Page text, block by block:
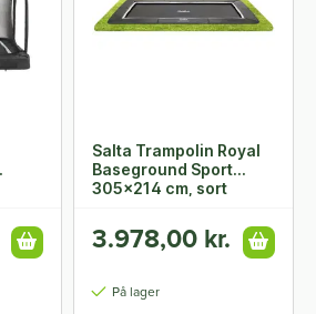
Salta Trampolin Royal
Baseground Sport
305x214 cm, sort
3.978,00 kr.
På lager